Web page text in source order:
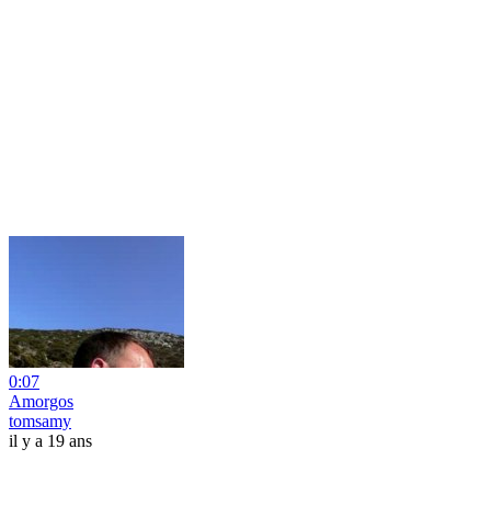
0:07
Amorgos
tomsamy
il y a 19 ans